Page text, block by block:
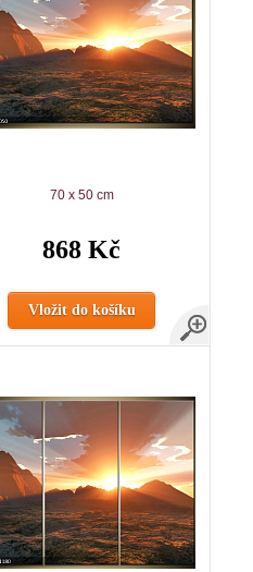
70 x 50 cm
868 Kč
Vložit do košíku